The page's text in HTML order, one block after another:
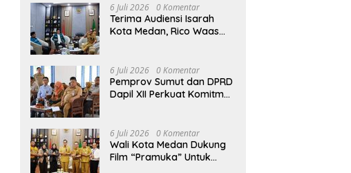
6 Juli 2026 0 Komentar
Terima Audiensi Isarah
Kota Medan, Rico Waas
Kebijakan Publik
6 Juli 2026 0 Komentar
Pemprov Sumut dan DPRD
Dapil XII Perkuat Komitmen
PSLU Binjai
6 Juli 2026 0 Komentar
Wali Kota Medan Dukung
Film “Pramuka” Untuk